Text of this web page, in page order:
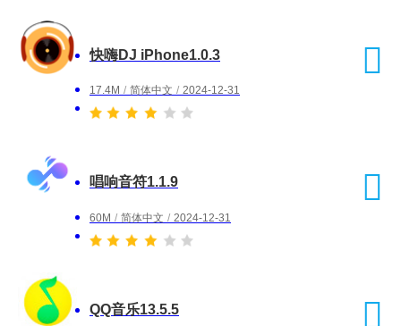
快嗨DJ iPhone1.0.3
17.4M / 简体中文 / 2024-12-31
唱响音符1.1.9
60M / 简体中文 / 2024-12-31
QQ音乐13.5.5